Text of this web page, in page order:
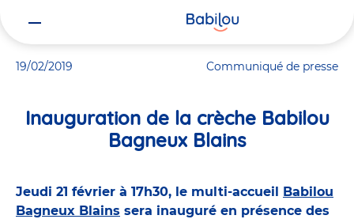
19/02/2019 Communiqué de presse
Inauguration de la crèche Babilou
Bagneux Blains
Jeudi 21 février à 17h30, le multi-accueil Babilou
Bagneux Blains sera inauguré en présence des